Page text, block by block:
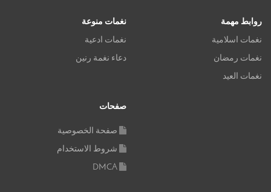
روابط مهمة
نغمات اسلامية
نغمات رمضان
نغمات العيد
نغمات منوعة
نغمات ادعية
دعاء نغمة رنين
صفحات
صفحة الخصوصية
شروط الاستخدام
DMCA